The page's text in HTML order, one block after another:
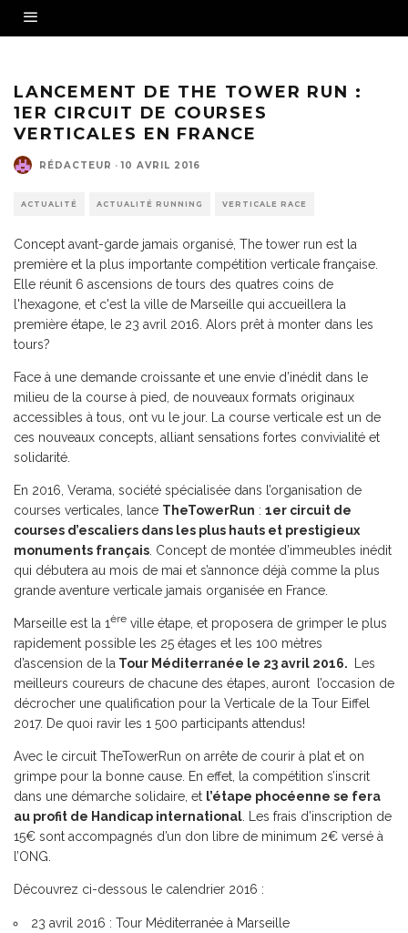
LANCEMENT DE THE TOWER RUN :
1ER CIRCUIT DE COURSES
VERTICALES EN FRANCE
RÉDACTEUR · 10 AVRIL 2016
ACTUALITÉ ACTUALITÉ RUNNING VERTICALE RACE
Concept avant-garde jamais organisé, The tower run est la
première et la plus importante compétition verticale française.
Elle réunit 6 ascensions de tours des quatres coins de
l'hexagone, et c'est la ville de Marseille qui accueillera la
première étape, le 23 avril 2016. Alors prêt à monter dans les
tours?
Face à une demande croissante et une envie d’inédit dans le
milieu de la course à pied, de nouveaux formats originaux
accessibles à tous, ont vu le jour. La course verticale est un de
ces nouveaux concepts, alliant sensations fortes convivialité et
solidarité.
En 2016, Verama, société spécialisée dans l’organisation de
courses verticales, lance TheTowerRun : 1er circuit de
courses d’escaliers dans les plus hauts et prestigieux
monuments français . Concept de montée d’immeubles inédit
qui débutera au mois de mai et s’annonce déjà comme la plus
grande aventure verticale jamais organisée en France.
Marseille est la 1ère ville étape, et proposera de grimper le plus
rapidement possible les 25 étages et les 100 mètres
d’ascension de la Tour Méditerranée le 23 avril 2016.
Les
meilleurs coureurs de chacune des étapes, auront l’occasion de
décrocher une qualification pour la Verticale de la Tour Eiffel
2017. De quoi ravir les 1 500 participants attendus!
Avec le circuit TheTowerRun on arrête de courir à plat et on
grimpe pour la bonne cause. En effet, la compétition s’inscrit
dans une démarche solidaire, et l’étape phocéenne se fera
au profit de Handicap international . Les frais d’inscription de
15€ sont accompagnés d’un don libre de minimum 2€ versé à
l’ONG.
Découvrez ci-dessous le calendrier 2016 :
23 avril 2016 : Tour Méditerranée à Marseille